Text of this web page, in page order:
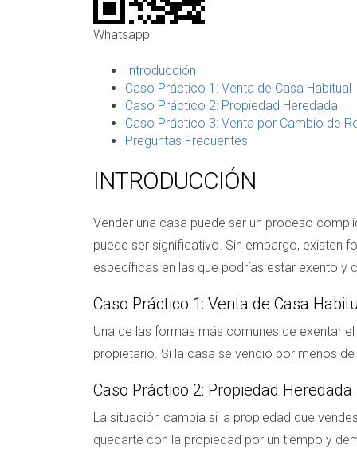
Whatsapp
Introducción
Caso Práctico 1: Venta de Casa Habitual
Caso Práctico 2: Propiedad Heredada
Caso Práctico 3: Venta por Cambio de
Preguntas Frecuentes
INTRODUCCIÓN
Vender una casa puede ser un proceso
puede ser significativo. Sin embargo, existen
específicas en las que podrías estar exento y
Caso Práctico 1: Venta de Casa
Una de las formas más comunes de exentar
propietario. Si la casa se vendió por menos
Caso Práctico 2: Propiedad Heredada
La situación cambia si la propiedad que
quedarte con la propiedad por un tiempo y